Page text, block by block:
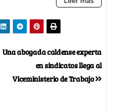
Una abogada caldense experta
en sindicatos llega al
Viceministerio de Trabajo